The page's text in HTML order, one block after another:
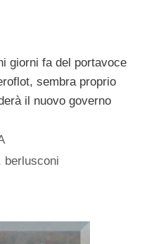
giorni fa del portavoce
sembra proprio
il nuovo governo
berlusconi